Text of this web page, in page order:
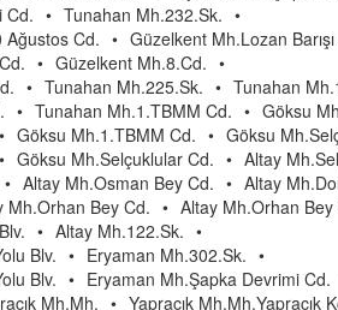
Cd. • Tunahan Mh.232.Sk. •
Ağustos Cd. • Güzelkent Mh.Lozan
• Güzelkent Mh.8.Cd. •
• Tunahan Mh.225.Sk. • Tunahan
• Tunahan Mh.1.TBMM Cd. • Göksu
• Göksu Mh.1.TBMM Cd. • Göksu
• Göksu Mh.Selçuklular Cd. • Altay
• Altay Mh.Osman Bey Cd. • Altay
Mh.Orhan Bey Cd. • Altay Mh.Orhan Bey
• Altay Mh.122.Sk. •
Blv. • Eryaman Mh.302.Sk. •
Blv. • Eryaman Mh.Şapka Devrimi Cd.
Mh.Mh. • Yapracık Mh.Mh.Yapracık